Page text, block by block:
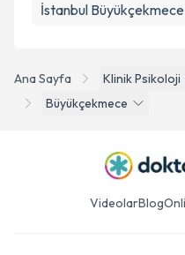
Ana Sayfa Klinik Psikoloji
Büyükçekmece
İstanbul
VideolarBlog